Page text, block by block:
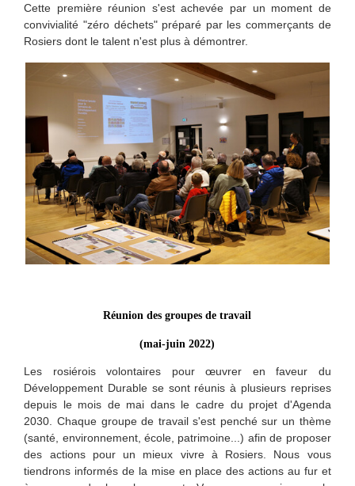
Cette première réunion s'est achevée par un moment de
convivialité "zéro déchets" préparé par les commerçants de
Rosiers dont le talent n'est plus à démontrer.
Réunion des groupes de travail
(mai-juin 2022)
Les rosiérois volontaires pour œuvrer en faveur du
Développement Durable se sont réunis à plusieurs reprises
depuis le mois de mai dans le cadre du projet d'Agenda
2030. Chaque groupe de travail s'est penché sur un thème
(santé, environnement, école, patrimoine...) afin de proposer
des actions pour un mieux vivre à Rosiers. Nous vous
tiendrons informés de la mise en place des actions au fur et